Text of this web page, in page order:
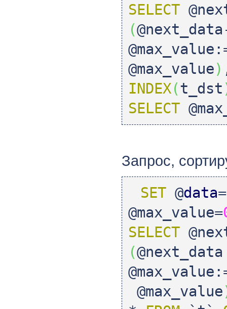
SELECT
(
@max_value)
INDEX(t_dst
SELECT
Запрос,
SET @data=
@max_value=
SELECT
(
@max_value